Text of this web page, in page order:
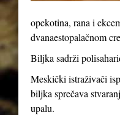
opekotina, rana i
dvanaestopalačnom
Biljka sadrži
Meskički istraživači
biljka sprečava
upalu.